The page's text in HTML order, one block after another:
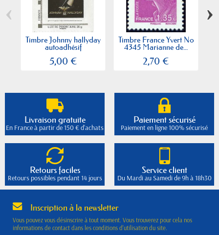
Timbre Johnny hallyday
autoadhésif
5,00 €
Timbre France Yvert No
4345 Marianne de...
2,70 €
‹ ›
Livraison gratuite
En France à partir de 150 € d'achats
Paiement sécurisé
Paiement en ligne 100% sécurisé
Retours faciles
Retours possibles pendant 14 jours
Service client
Du Mardi au Samedi de 9h à 18h30
Inscription à la newsletter
Vous pouvez vous désinscrire à tout moment. Vous trouverez pour cela nos
informations de contact dans les conditions d'utilisation du site.